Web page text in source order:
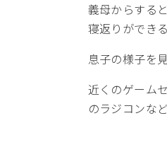
義母からする
寝返りができ
息子の様子を
近くのゲーム
のラジコンな